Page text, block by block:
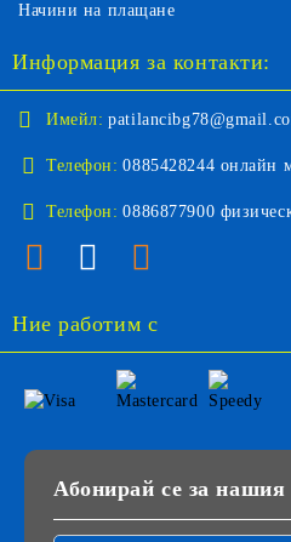
Начини на плащане
Информация за контакти:
Имейл:
Телефон: 0885428244 онлайн
Телефон: 0886877900
Ние работим с
Абонирай се за